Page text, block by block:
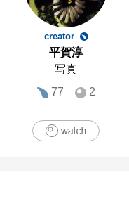
creator
平賀淳
写真
77
2